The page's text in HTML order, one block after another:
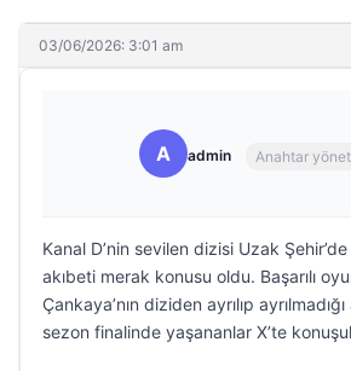
03/06/2026: 3:01 am
A admin Anahtar
Kanal D’nin sevilen dizisi Uzak
akıbeti merak konusu oldu. Başarılı
Çankaya’nın diziden ayrılıp ayrılmadığı
sezon finalinde yaşananlar X’te